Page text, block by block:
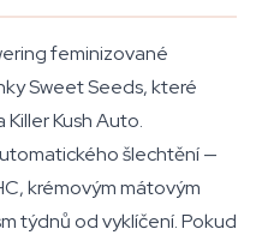
feminizované
Sweet Seeds, které
Kush Auto.
šlechtění —
krémovým mátovým
týdnů od vyklíčení. Pokud